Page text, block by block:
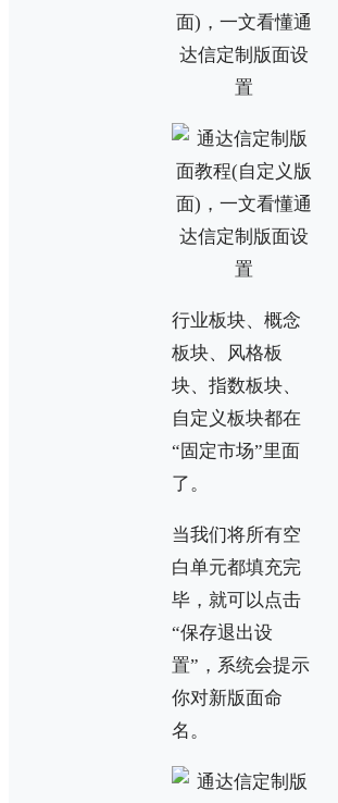
行业板块、概念
板块、风格板
块、指数板块、
自定义板块都在
“固定市场”里面
了。
当我们将所有空
白单元都填充完
毕，就可以点击
“保存退出设
置”，系统会提示
你对新版面命
名。